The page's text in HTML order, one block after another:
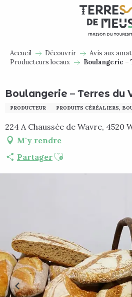
Accueil Découvrir
Avis aux
Producteurs locaux
Boulangerie –
Boulangerie – Terres du
PRODUCTEUR PRODUITS CÉRÉALIERS,
224 A Chaussée de Wavre, 4520
M'y rendre
PartagerAjouter aux favoris